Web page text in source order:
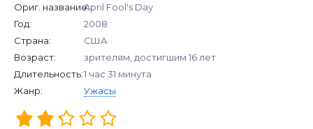
Ориг. название:April Fool's Day
Год:
2008
Страна:
США
Возраст:
зрителям, достигшим 16 лет
Длительность:1 час 31 минута
Жанр:
Ужасы